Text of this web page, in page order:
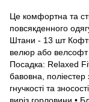
Це комфортна та
повсякденного
Штани - 13 шт
велюр або велсофт
Посадка: Relaxed
бавовна,
гнучкості та
виріз горловини •